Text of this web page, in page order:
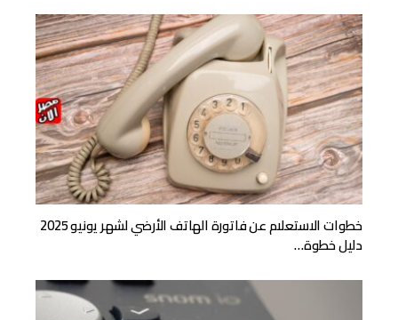
خطوات الاستعلام عن فاتورة الهاتف الأرضي لشهر يونيو 2025
دليل خطوة…